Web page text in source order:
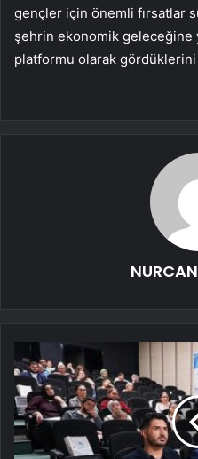
gençler için önemli fırsatlar
şehrin ekonomik
platformu olarak